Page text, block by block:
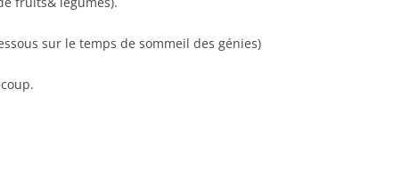
sur le temps de sommeil des génies)